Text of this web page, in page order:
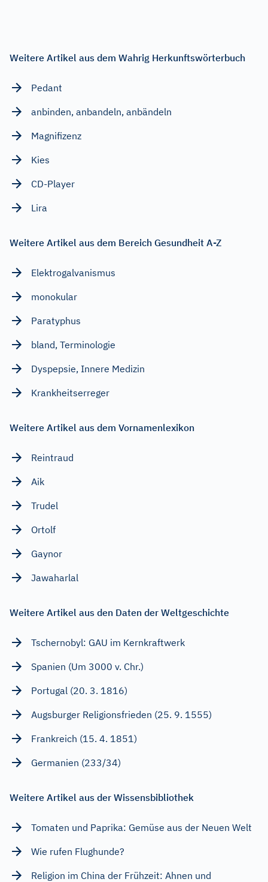
Weitere Artikel aus dem Wahrig Herkunftswörterbuch
Pedant
anbinden, anbandeln, anbändeln
Magnifizenz
Kies
CD-Player
Lira
Weitere Artikel aus dem Bereich Gesundheit A-Z
Elektrogalvanismus
monokular
Paratyphus
bland, Terminologie
Dyspepsie, Innere Medizin
Krankheitserreger
Weitere Artikel aus dem Vornamenlexikon
Reintraud
Aik
Trudel
Ortolf
Gaynor
Jawaharlal
Weitere Artikel aus den Daten der Weltgeschichte
Tschernobyl: GAU im Kernkraftwerk
Spanien (Um 3000 v. Chr.)
Portugal (20. 3. 1816)
Augsburger Religionsfrieden (25. 9. 1555)
Frankreich (15. 4. 1851)
Germanien (233/34)
Weitere Artikel aus der Wissensbibliothek
Tomaten und Paprika: Gemüse aus der Neuen Welt
Wie rufen Flughunde?
Religion im China der Frühzeit: Ahnen und